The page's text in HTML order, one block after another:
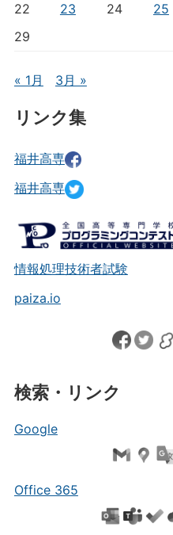
22
23 24 25
29
« 1月 3月 »
リンク集
福井高専
福井高専
情報処理技術者試験
paiza.io
検索・リンク
Google
Office 365